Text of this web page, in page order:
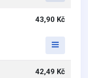
43,90 Kč
42,49 Kč